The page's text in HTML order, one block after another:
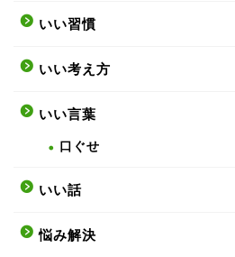
いい習慣
いい考え方
いい言葉
口ぐせ
いい話
悩み解決